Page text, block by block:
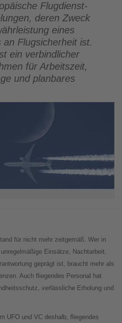
Flugdienst-
deren Zweck
eines
Flugsicherheit ist.
ein verbindlicher
für Arbeitszeit,
und planbares
für nicht mehr zeitgemäß. Wer in
Einsätze, Nachtarbeit,
geprägt ist, braucht mehr als
Auch fliegendes Personal hat
verlässliche Erholung und
UFO und VC deshalb, fliegendes